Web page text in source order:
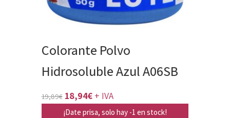
Colorante Polvo
Hidrosoluble Azul A06SB
19,89€ El
precio
18,94€El
precio
+ IVA
¡Date prisa, solo hay -1 en stock!